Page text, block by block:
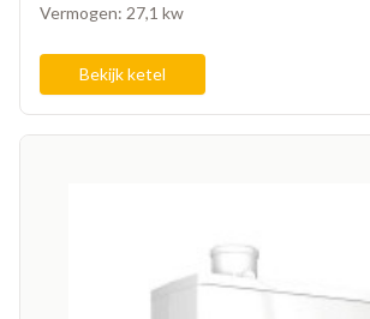
Vermogen: 27,1 kw
Bekijk ketel